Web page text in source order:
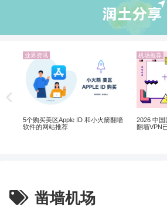
业界资讯
5个购买美区Apple ID 和小火箭翻墙
软件的网站推荐
机场推荐
2026 中国
翻墙VPN
凿墙机场